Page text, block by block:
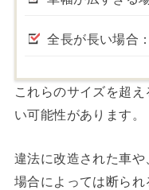
全長が長い場合：
これらのサイズを超
い可能性があります。
違法に改造された車
場合によっては断ら